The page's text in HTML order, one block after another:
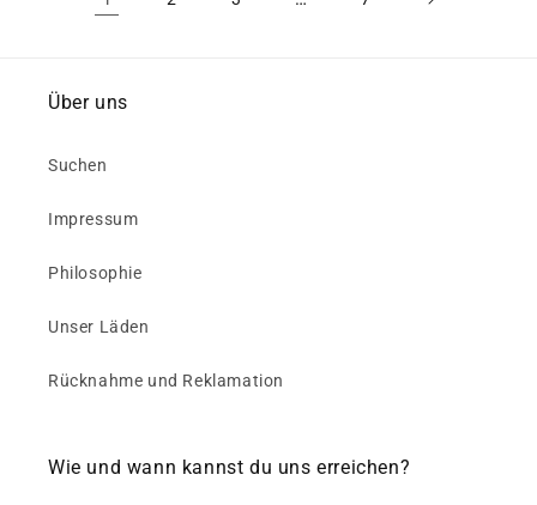
Über uns
Suchen
Impressum
Philosophie
Unser Läden
Rücknahme und Reklamation
Wie und wann kannst du uns erreichen?